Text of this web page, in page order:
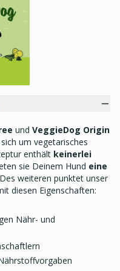
und VeggieDog Origin
um vegetarisches
enthält keinerlei
sie Deinem Hund eine
Des weiteren punktet unser
diesen Eigenschaften:
Nähr- und